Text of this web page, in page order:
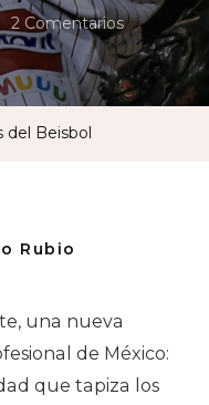
2 ComentariosEn
Payasos
Del
del Beisbol
Rubio
una nueva
de México:
que tapiza los